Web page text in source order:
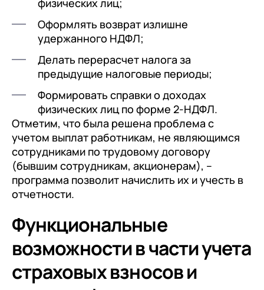
физических лиц;
Оформлять возврат излишне
удержанного НДФЛ;
Делать перерасчет налога за
предыдущие налоговые периоды;
Формировать справки о доходах
физических лиц по форме 2-НДФЛ.
Отметим, что была решена проблема с
учетом выплат работникам, не являющимся
сотрудниками по трудовому договору
(бывшим сотрудникам, акционерам), –
программа позволит начислить их и учесть в
отчетности.
Функциональные
возможности в части учета
страховых взносов и